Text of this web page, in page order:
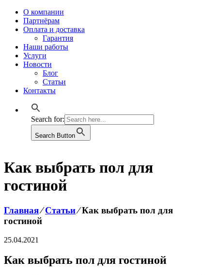
О компании
Партнёрам
Оплата и доставка
Гарантия
Наши работы
Услуги
Новости
Блог
Статьи
Контакты
Search for:
Search Button
Как выбрать пол для
гостиной
Главная⁄Статьи⁄Как выбрать пол для
гостиной
25.04.2021
Как выбрать пол для гостиной